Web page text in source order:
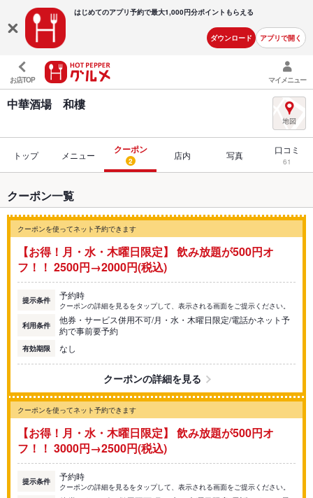
はじめてのアプリ予約で最大1,000円分ポイントもらえる
ダウンロード アプリで開く
お店TOP マイメニュー
中華酒場 和樓
トップ メニュー クーポン
2 店内 写真 口コミ
61
クーポン一覧
クーポンを使ってネット予約できます
【お得！月・水・木曜日限定】 飲み放題が500円オ
フ！！ 2500円→2000円(税込)
提示条件 予約時
クーポンの詳細を見るをタップして、表示される画面をご提示ください。
利用条件
他券・サービス併用不可/月・水・木曜日限定/電話かネット予
約で事前要予約
有効期限 なし
クーポンの詳細を見る
クーポンを使ってネット予約できます
【お得！月・水・木曜日限定】 飲み放題が500円オ
フ！！ 3000円→2500円(税込)
提示条件 予約時
クーポンの詳細を見るをタップして、表示される画面をご提示ください。